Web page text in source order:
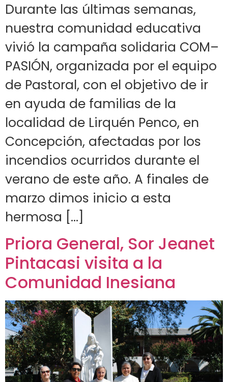
Durante las últimas semanas,
nuestra comunidad educativa
vivió la campaña solidaria COM–
PASIÓN, organizada por el equipo
de Pastoral, con el objetivo de ir
en ayuda de familias de la
localidad de Lirquén Penco, en
Concepción, afectadas por los
incendios ocurridos durante el
verano de este año. A finales de
marzo dimos inicio a esta
hermosa […]
Priora General, Sor Jeanet
Pintacasi visita a la
Comunidad Inesiana